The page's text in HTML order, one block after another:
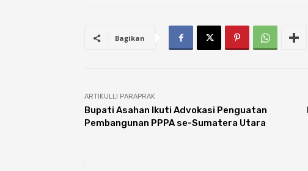
Bagikan
ARTIKULLI PARAPRAK
Bupati Asahan Ikuti Advokasi Penguatan
Pembangunan PPPA se-Sumatera Utara